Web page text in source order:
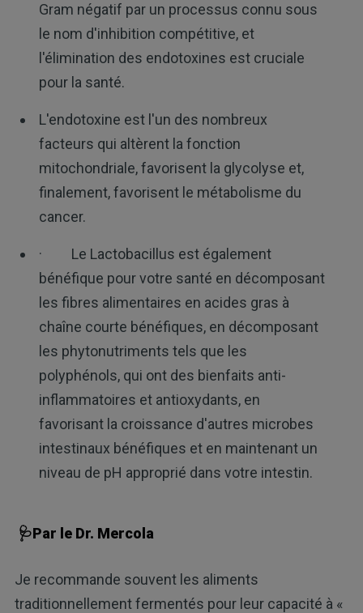
Gram négatif par un processus connu sous
le nom d'inhibition compétitive, et
l'élimination des endotoxines est cruciale
pour la santé.
L'endotoxine est l'un des nombreux
facteurs qui altèrent la fonction
mitochondriale, favorisent la glycolyse et,
finalement, favorisent le métabolisme du
cancer.
· Le Lactobacillus est également
bénéfique pour votre santé en décomposant
les fibres alimentaires en acides gras à
chaîne courte bénéfiques, en décomposant
les phytonutriments tels que les
polyphénols, qui ont des bienfaits anti-
inflammatoires et antioxydants, en
favorisant la croissance d'autres microbes
intestinaux bénéfiques et en maintenant un
niveau de pH approprié dans votre intestin.
🩺Par le Dr. Mercola
Je recommande souvent les aliments
traditionnellement fermentés pour leur capacité à «